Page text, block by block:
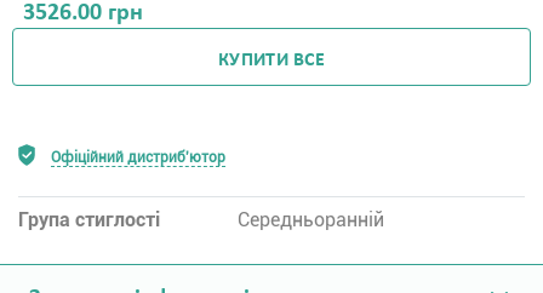
3526.00 грн
КУПИТИ ВСЕ
Офіційний дистриб'ютор
Група стиглості Середньоранній